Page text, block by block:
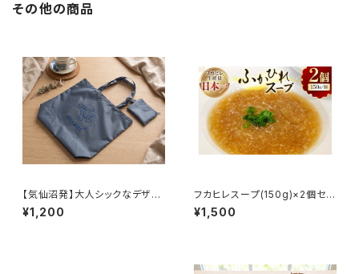
その他の商品
【気仙沼発】大人シックなデザイ
ン！ポーチ付き ホヤぼーや折り
たたみエコバッグ
¥1,200
フカヒレスープ(150g)×2個セッ
ト
¥1,500